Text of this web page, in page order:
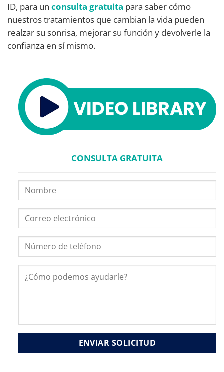
ID, para un consulta gratuita para saber cómo
nuestros tratamientos que cambian la vida pueden
realzar su sonrisa, mejorar su función y devolverle la
confianza en sí mismo.
CONSULTA GRATUITA